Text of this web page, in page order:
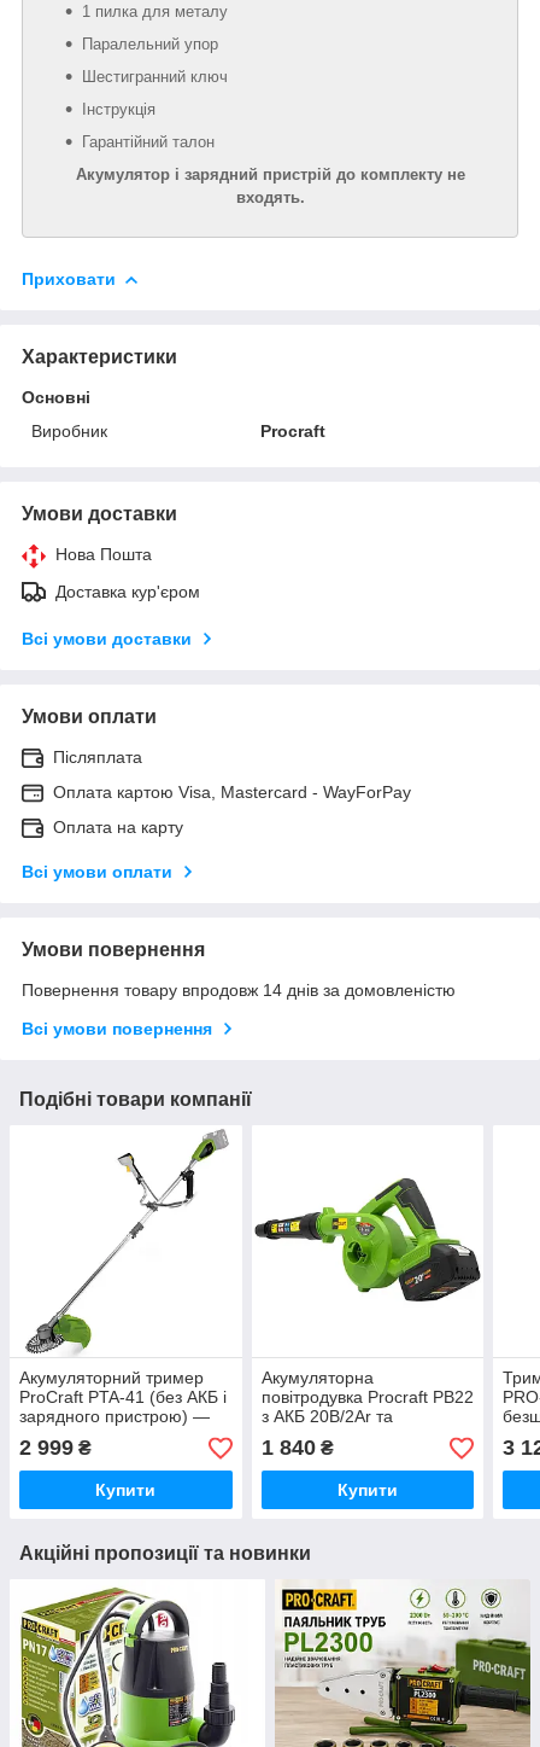
1 пилка для металу
Паралельний упор
Шестигранний ключ
Інструкція
Гарантійний талон
Акумулятор і зарядний пристрій до комплекту не
входять.
Приховати
Характеристики
Основні
Виробник
Procraft
Умови доставки
Нова Пошта
Доставка кур'єром
Всі умови доставки
Умови оплати
Післяплата
Оплата картою Visa, Mastercard - WayForPay
Оплата на карту
Всі умови оплати
Умови повернення
Повернення товару впродовж 14 днів за домовленістю
Всі умови повернення
Подібні товари компанії
Акумуляторний тример
ProCraft PTA-41 (без АКБ і
зарядного пристрою) —
безщітковий,
багатополюсний
Немеччина
2 999 ₴
Купити
Акумуляторна
повітродувка Procraft PB22
з АКБ 20В/2Ar та
зарядним пристроєм
1 840₴
Купити
ЗП
3
Акційні пропозиції та новинки